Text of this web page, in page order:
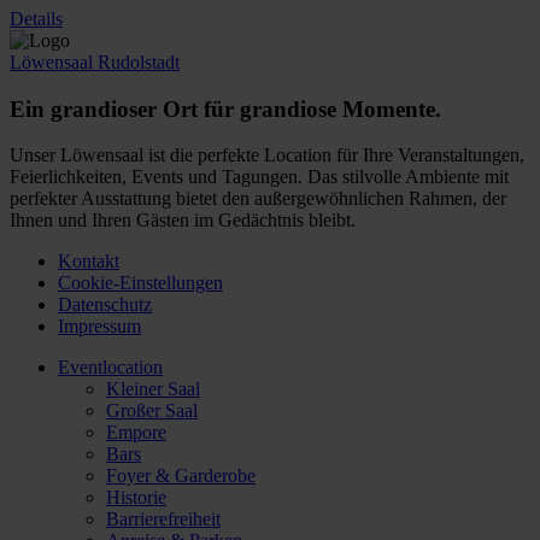
Details
Löwensaal Rudolstadt
Ein grandioser Ort für grandiose Momente.
Unser Löwensaal ist die perfekte Location für Ihre Veranstaltungen,
Feierlichkeiten, Events und Tagungen. Das stilvolle Ambiente mit
perfekter Ausstattung bietet den außergewöhnlichen Rahmen, der
Ihnen und Ihren Gästen im Gedächtnis bleibt.
Kontakt
Cookie-Einstellungen
Datenschutz
Impressum
Eventlocation
Kleiner Saal
Großer Saal
Empore
Bars
Foyer & Garderobe
Historie
Barrierefreiheit